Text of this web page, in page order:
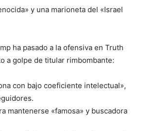
y una marioneta del «Israel
ha pasado a la ofensiva en Truth
a golpe de titular rimbombante:
con bajo coeficiente intelectual»,
mantenerse «famosa» y buscadora